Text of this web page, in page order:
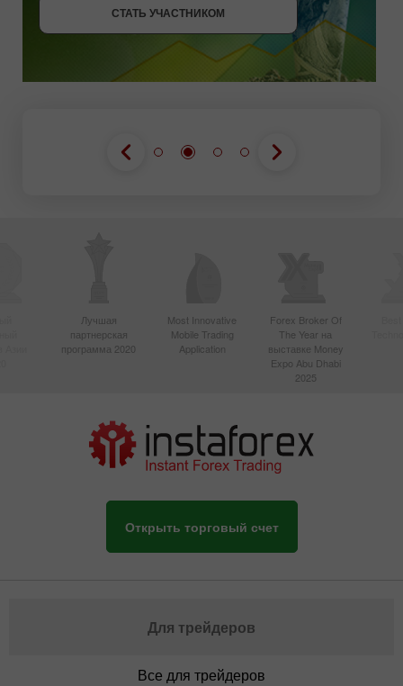
СТАТЬ УЧАСТНИКОМ
Лучшая
партнерская
программа 2020
Most Innovative
Mobile Trading
Application
Forex Broker Of
The Year на
выставке Money
Expo Abu Dhabi
2025
Открыть торговый счет
Для трейдеров
Все для трейдеров